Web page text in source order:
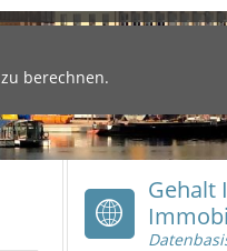
berechnen.
Gehalt